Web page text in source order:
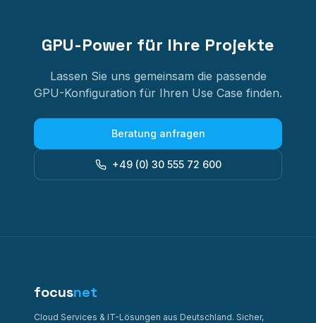
GPU-Power für Ihre Projekte
Lassen Sie uns gemeinsam die passende
GPU-Konfiguration für Ihren Use Case finden.
Beratung anfragen
+49 (0) 30 555 72 600
focusnet
Cloud Services & IT-Lösungen aus Deutschland. Sicher,